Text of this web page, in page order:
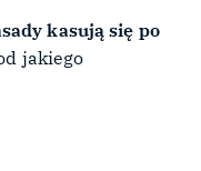
kasują się po
jakiego